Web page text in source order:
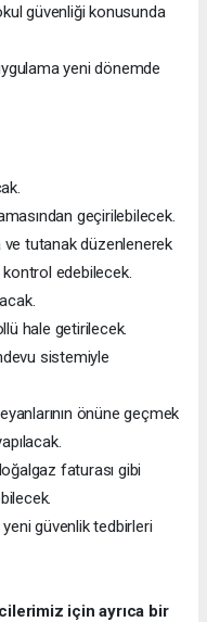
güvenliği konusunda
yeni dönemde
geçirilebilecek.
tutanak düzenlenerek
kontrol edebilecek.
hale getirilecek.
sistemiyle
önüne geçmek
faturası gibi
yeni güvenlik tedbirleri
için ayrıca bir